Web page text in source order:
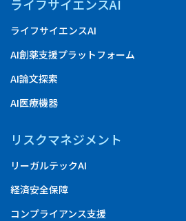
ライフサイエンスAI
ライフサイエンスAI
AI創薬支援プラットフォーム
AI論文探索
AI医療機器
リスクマネジメント
リーガルテックAI
経済安全保障
コンプライアンス支援